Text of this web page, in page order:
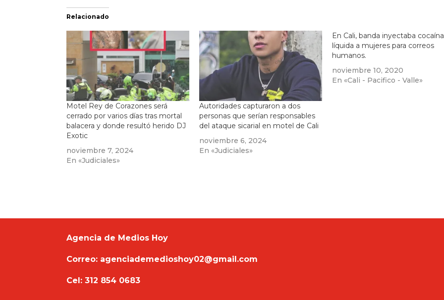
Relacionado
Motel Rey de Corazones será
cerrado por varios días tras mortal
balacera y donde resultó herido DJ
Exotic
noviembre 7, 2024
En «Judiciales»
Autoridades capturaron a dos
personas que serían responsables
del ataque sicarial en motel de Cali
noviembre 6, 2024
En «Judiciales»
En Cali, banda inyectaba cocaína
líquida a mujeres para correos
humanos.
noviembre 10, 2020
En «Cali - Pacifico - Valle»
Agencia de Medios Hoy
Correo: agenciademedioshoy02@gmail.com
Cel: 312 854 0683